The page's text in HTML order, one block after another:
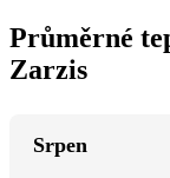
Průměrné
Zarzis
Srpen